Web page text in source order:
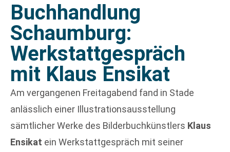
Buchhandlung
Schaumburg:
Werkstattgespräch
mit Klaus Ensikat
Am vergangenen Freitagabend fand in Stade
anlässlich einer Illustrationsausstellung
sämtlicher Werke des Bilderbuchkünstlers Klaus
Ensikat ein Werkstattgespräch mit seiner